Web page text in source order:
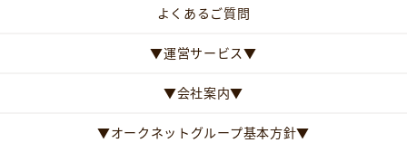
よくあるご質問
▼運営サービス▼
▼会社案内▼
▼オークネットグループ基本方針▼